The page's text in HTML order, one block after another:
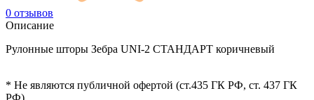
0 отзывов
Описание
Рулонные шторы Зебра UNI-2 СТАНДАРТ коричневый
* Не являются публичной офертой (ст.435 ГК РФ, cт. 437 ГК
РФ)